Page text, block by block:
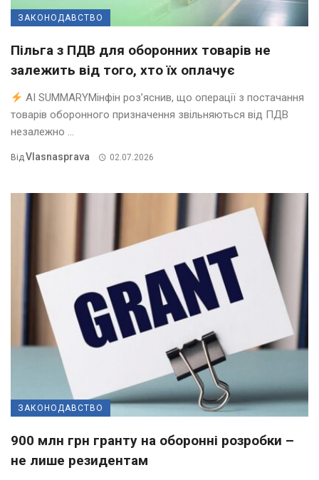
ЗАКОНОДАВСТВО
Пільга з ПДВ для оборонних товарів не
залежить від того, хто їх оплачує
AI SUMMARYМінфін роз’яснив, що операції з постачання
товарів оборонного призначення звільняються від ПДВ
незалежно ...
ВідVlasnasprava 02.07.2026
ЗАКОНОДАВСТВО
900 млн грн гранту на оборонні розробки –
не лише резидентам